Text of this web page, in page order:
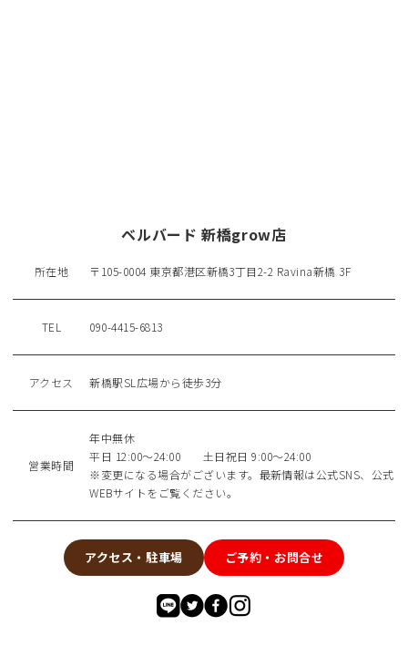
ベルバード 新橋grow店
所在地 〒105-0004 東京都港区新橋3丁目2-2 Ravina新橋 3F
TEL 090-4415-6813
アクセス 新橋駅SL広場から徒歩3分
営業時間
年中無休
平日 12:00～24:00 土日祝日 9:00～24:00
※変更になる場合がございます。最新情報は公式SNS、公式
WEBサイトをご覧ください。
アクセス・駐車場 ご予約・お問合せ